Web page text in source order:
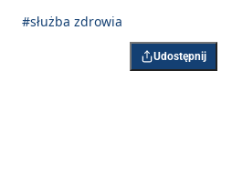
#służba zdrowia
Udostępnij